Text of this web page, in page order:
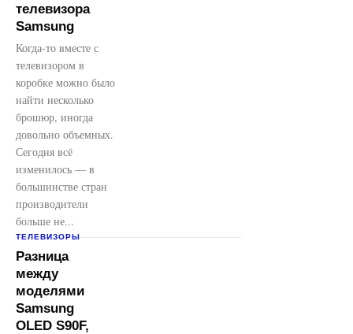
телевизора
Samsung
Когда-то вместе с
телевизором в
коробке можно было
найти несколько
брошюр, иногда
довольно объемных.
Сегодня всё
изменилось — в
большинстве стран
производители
больше не...
ТЕЛЕВИЗОРЫ
Разница
между
моделями
Samsung
OLED S90F,